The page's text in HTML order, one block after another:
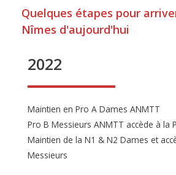
Quelques étapes pour
Nîmes d'aujourd'hui
2022
Maintien en Pro A Dames ANMTT
Pro B Messieurs ANMTT accède à la
Maintien de la N1 & N2 Dames et
Messieurs